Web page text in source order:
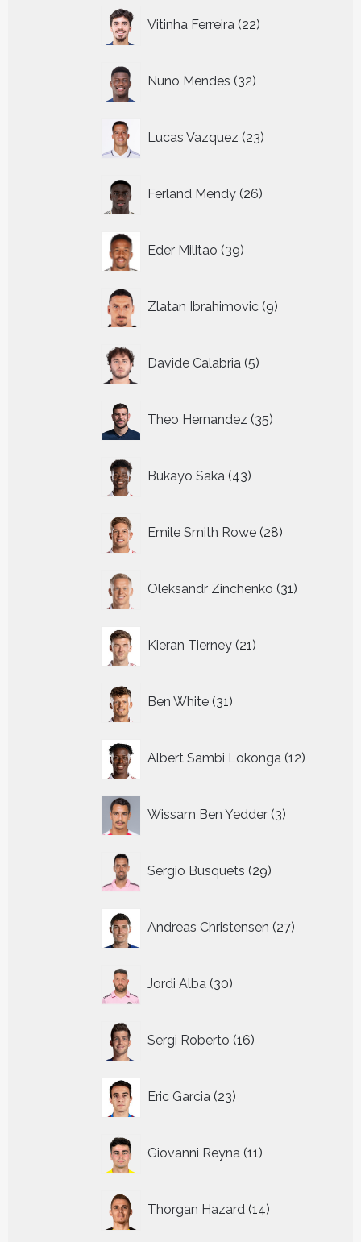
Vitinha Ferreira 22
producten
Nuno Mendes 32
producten
Lucas Vazquez 23
producten
Ferland Mendy 26
producten
Eder Militao 39
producten
Zlatan Ibrahimovic 9
producten
Davide Calabria 5
producten
Theo Hernandez 35
producten
Bukayo Saka 43
producten
Emile Smith Rowe 28
producten
Oleksandr Zinchenko 31
producten
Kieran Tierney 21
producten
Ben White 31
producten
Albert Sambi Lokonga 12
Wissam Ben Yedder 3
producten
Sergio Busquets 29
producten
Andreas Christensen 27
producten
Jordi Alba 30
producten
Sergi Roberto 16
producten
Eric Garcia 23
producten
Giovanni Reyna 11
producten
Thorgan Hazard 14
producten